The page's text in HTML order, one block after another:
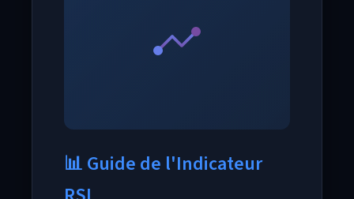
📊 Guide de l'Indicateur